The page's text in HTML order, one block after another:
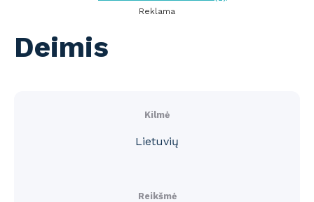
Reklama
Deimis
Kilmė
Lietuvių
Reikšmė